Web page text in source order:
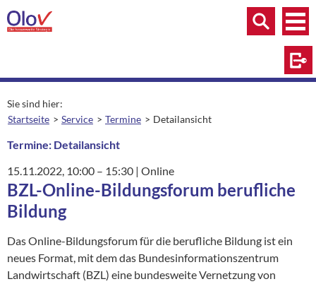
Zum Inhalt springen
Menü
Menü
Suche
Sie sind hier:
Startseite
Service Termine aktuelle Seite:
Detailansicht
Termine: Detailansicht
15.11.2022, 10:00 – 15:30 | Ort:
Online
BZL-Online-Bildungsforum berufliche
Bildung
Das Online-Bildungsforum für die berufliche Bildung ist ein
neues Format, mit dem das Bundesinformationszentrum
Landwirtschaft (BZL) eine bundesweite Vernetzung von